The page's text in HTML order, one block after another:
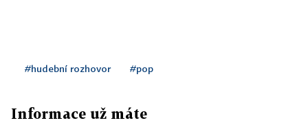
#hudební rozhovor #pop
Informace už máte